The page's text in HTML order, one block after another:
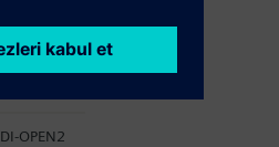
DI-OPEN2